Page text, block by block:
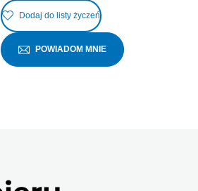
Dodaj do listy życzeń
POWIADOM MNIE